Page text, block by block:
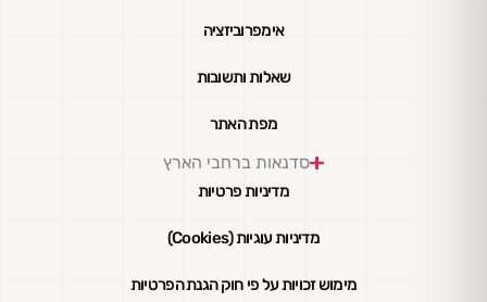
אימפרוביזציה
שאלות ותשובות
מפת האתר
סדנאות ברחבי הארץ
מדיניות פרטיות
מדיניות עוגיות (Cookies)
מימוש זכויות על פי חוק הגנת הפרטיות